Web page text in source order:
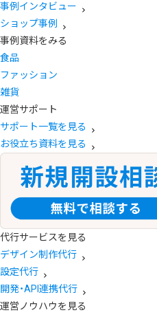
事例インタビュー
ショップ事例
事例資料をみる
食品
ファッション
雑貨
運営サポート
サポート一覧を見る
お役立ち資料を見る
代行サービスを見る
デザイン制作代行
設定代行
開発・API連携代行
運営ノウハウを見る